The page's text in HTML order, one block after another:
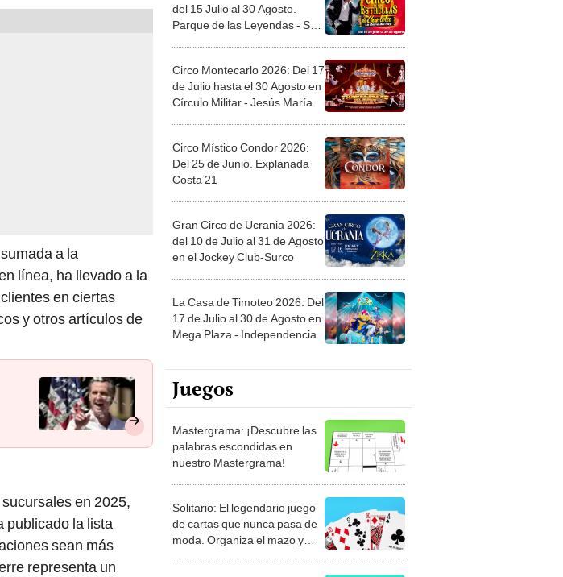
a la
línea, ha llevado a la
en ciertas
y otros artículos de
en 2025,
publicado la lista
sean más
representa un
del 15 Julio al 30 Agosto.
Parque de las Leyendas - San
Circo Montecarlo 2026: Del 17
de Julio hasta el 30 Agosto en
Círculo Militar - Jesús María
Circo Místico Condor 2026:
Del 25 de Junio. Explanada
Costa 21
Gran Circo de Ucrania 2026:
del 10 de Julio al 31 de Agosto
en el Jockey Club-Surco
La Casa de Timoteo 2026: Del
17 de Julio al 30 de Agosto en
Mega Plaza - Independencia
Juegos
Mastergrama: ¡Descubre las
palabras escondidas en
nuestro Mastergrama!
Solitario: El legendario juego
de cartas que nunca pasa de
moda. Organiza el mazo y